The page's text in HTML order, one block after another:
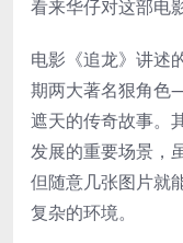
看来华仔对这部电
电影《追龙》讲述
期两大著名狠角
遮天的传奇故事。
发展的重要场景，
但随意几张图片就
复杂的环境。